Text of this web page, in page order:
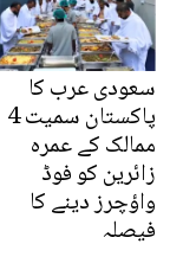
سعودی عرب کا
پاکستان سمیت 4
ممالک کے عمرہ
زائرین کو فوڈ
واؤچرز دینے کا
فیصلہ